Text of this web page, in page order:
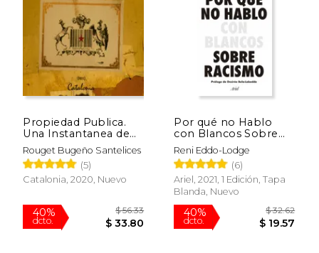
15%
dcto. $ 25.50
Rápido
15%
dcto.
Propiedad Publica.
Una Instantanea de
Chile Contada en
Muros
Rouget Bugeño Santelices
(5)
Catalonia, 2020, Nuevo
Por qué no Hablo
con Blancos Sobre
Racismo
Reni Eddo-Lodge
(6)
Ariel, 2021, 1 Edición, Tapa
Blanda, Nuevo